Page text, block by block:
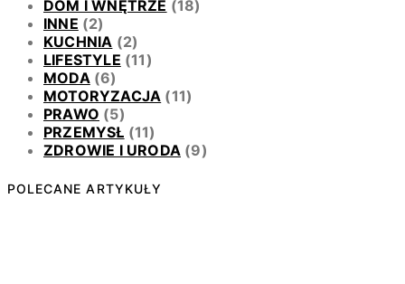
DOM I WNĘTRZE (18)
INNE (2)
KUCHNIA (2)
LIFESTYLE (11)
MODA(6)
MOTORYZACJA (11)
PRAWO (5)
PRZEMYSŁ (11)
ZDROWIE I URODA (9)
POLECANE ARTYKUŁY